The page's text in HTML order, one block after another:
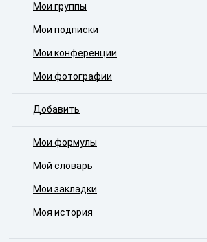
Мои группы
Мои подписки
Мои конференции
Мои фотографии
Добавить
Мои формулы
Мой словарь
Мои закладки
Моя история